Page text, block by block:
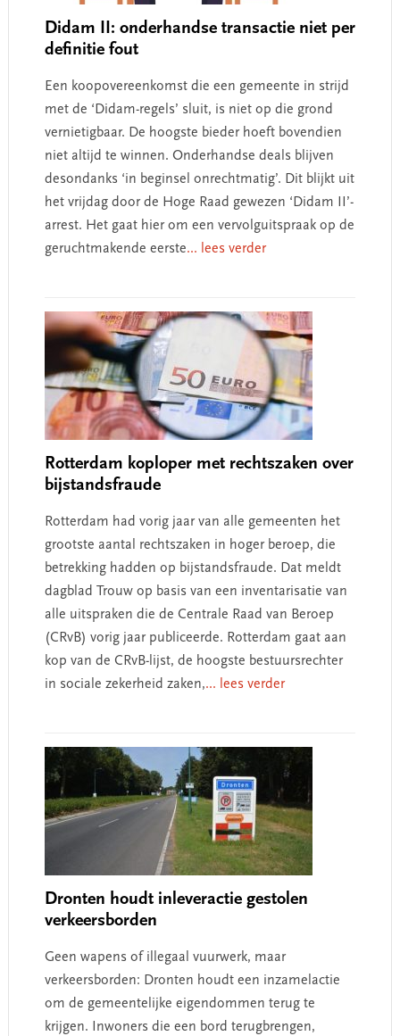
Didam II: onderhandse transactie niet per
definitie fout
Een koopovereenkomst die een gemeente in strijd
met de ‘Didam-regels’ sluit, is niet op die grond
vernietigbaar. De hoogste bieder hoeft bovendien
niet altijd te winnen. Onderhandse deals blijven
desondanks ‘in beginsel onrechtmatig’. Dit blijkt uit
het vrijdag door de Hoge Raad gewezen ‘Didam II’-
arrest. Het gaat hier om een vervolguitspraak op de
geruchtmakende eerste... lees verder
Rotterdam koploper met rechtszaken over
bijstandsfraude
Rotterdam had vorig jaar van alle gemeenten het
grootste aantal rechtszaken in hoger beroep, die
betrekking hadden op bijstandsfraude. Dat meldt
dagblad Trouw op basis van een inventarisatie van
alle uitspraken die de Centrale Raad van Beroep
(CRvB) vorig jaar publiceerde. Rotterdam gaat aan
kop van de CRvB-lijst, de hoogste bestuursrechter
in sociale zekerheid zaken,... lees verder
Dronten houdt inleveractie gestolen
verkeersborden
Geen wapens of illegaal vuurwerk, maar
verkeersborden: Dronten houdt een inzamelactie
om de gemeentelijke eigendommen terug te
krijgen. Inwoners die een bord terugbrengen,